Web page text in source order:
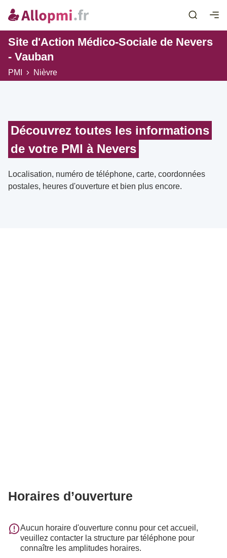
Site d'Action Médico-Sociale de Nevers
- Vauban
PMI Nièvre
Découvrez toutes les informations
de votre PMI à Nevers
Localisation, numéro de téléphone, carte, coordonnées
postales, heures d'ouverture et bien plus encore.
Horaires d’ouverture
Aucun horaire d'ouverture connu pour cet accueil,
veuillez contacter la structure par téléphone pour
connaître les amplitudes horaires.